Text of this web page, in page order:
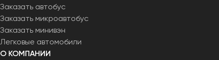
Заказать автобус
Заказать микроавтобус
Заказать минивэн
Легковые автомобили
О КОМПАНИИ